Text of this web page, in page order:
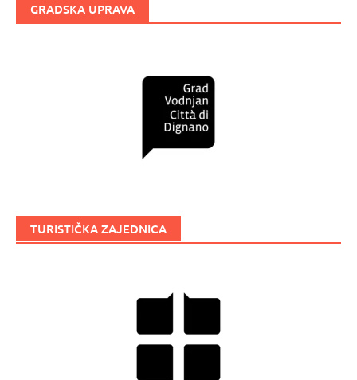
GRADSKA UPRAVA
TURISTIČKA ZAJEDNICA